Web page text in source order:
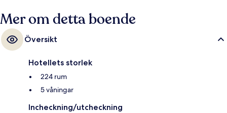
Mer om detta boende
Översikt
Hotellets storlek
224 rum
5 våningar
Incheckning/utcheckning